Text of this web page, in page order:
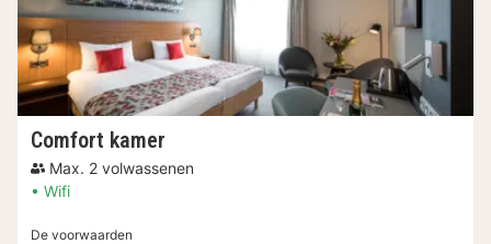
Comfort kamer
Max. 2 volwassenen
Wifi
De voorwaarden